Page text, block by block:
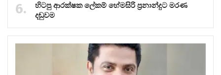
හිටපු ආරක්ෂක ලේකම් හේමසිරි ප්‍රනාන්දුට මරණ
දඬුවම